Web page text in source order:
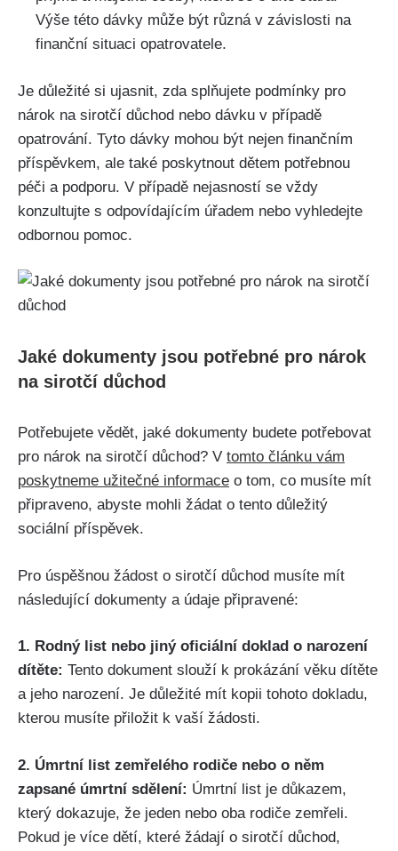
Výše této dávky může být různá v závislosti na
finanční situaci opatrovatele.
Je důležité si ujasnit, zda splňujete podmínky pro
nárok na sirotčí důchod nebo dávku v případě
opatrování. Tyto dávky mohou být nejen finančním
příspěvkem, ale také poskytnout dětem potřebnou
péči a podporu. V případě nejasností se vždy
konzultujte s odpovídajícím úřadem nebo vyhledejte
odbornou pomoc.
Jaké dokumenty jsou potřebné pro nárok
na sirotčí důchod
Potřebujete vědět, jaké dokumenty budete potřebovat
pro nárok na sirotčí důchod? V tomto článku vám
poskytneme užitečné informace o tom, co musíte mít
připraveno, abyste mohli žádat o tento důležitý
sociální příspěvek.
Pro úspěšnou žádost o sirotčí důchod musíte mít
následující dokumenty a údaje připravené:
1. Rodný list nebo jiný oficiální doklad o narození
dítěte: Tento dokument slouží k prokázání věku dítěte
a jeho narození. Je důležité mít kopii tohoto dokladu,
kterou musíte přiložit k vaší žádosti.
2. Úmrtní list zemřelého rodiče nebo o něm
zapsané úmrtní sdělení: Úmrtní list je důkazem,
který dokazuje, že jeden nebo oba rodiče zemřeli.
Pokud je více dětí, které žádají o sirotčí důchod,